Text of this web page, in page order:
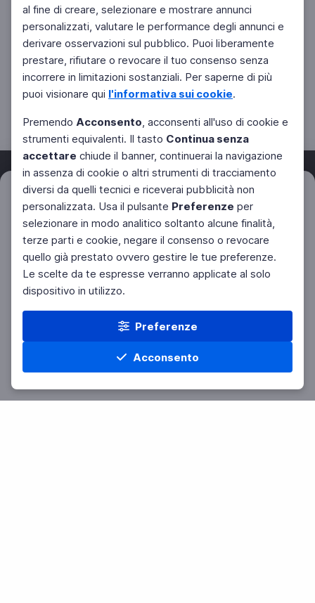
al fine di creare, selezionare e mostrare annunci
personalizzati, valutare le performance degli annunci e
derivare osservazioni sul pubblico. Puoi liberamente
prestare, rifiutare o revocare il tuo consenso senza
incorrere in limitazioni sostanziali. Per saperne di più
puoi visionare qui l'informativa sui cookie.
Premendo Acconsento, acconsenti all'uso di cookie e
strumenti equivalenti. Il tasto Continua senza
accettare chiude il banner, continuerai la navigazione
in assenza di cookie o altri strumenti di tracciamento
diversi da quelli tecnici e riceverai pubblicità non
personalizzata. Usa il pulsante Preferenze per
selezionare in modo analitico soltanto alcune finalità,
terze parti e cookie, negare il consenso o revocare
quello già prestato ovvero gestire le tue preferenze.
Le scelte da te espresse verranno applicate al solo
dispositivo in utilizzo.
Preferenze
Acconsento
Home Materie Cerca Menu
Filtri Azzera
Facebook Twitter Instagram